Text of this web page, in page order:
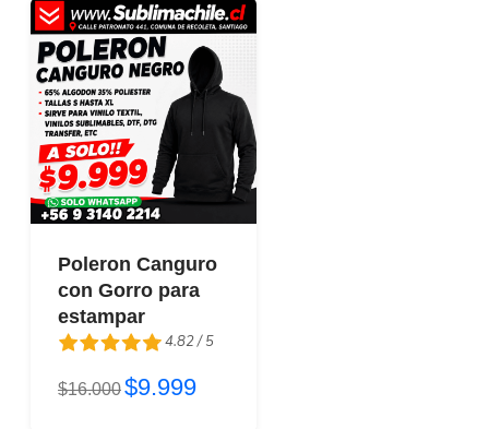
Poleron Canguro
con Gorro para
estampar
4.82 / 5
4.82 / 5
$16.000$9.999